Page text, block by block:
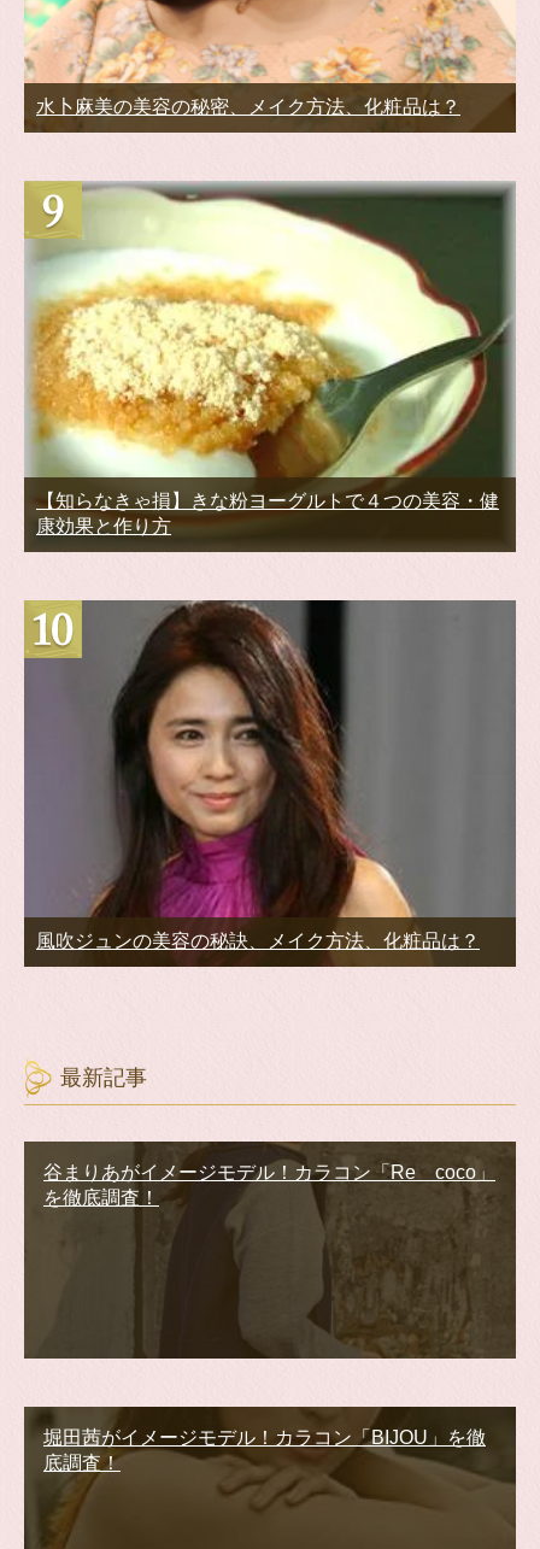
水卜麻美の美容の秘密、メイク方法、化粧品は？
【知らなきゃ損】きな粉ヨーグルトで４つの美容・健
康効果と作り方
風吹ジュンの美容の秘訣、メイク方法、化粧品は？
最新記事
谷まりあがイメージモデル！カラコン「Re coco」
を徹底調査！
堀田茜がイメージモデル！カラコン「BIJOU」を徹
底調査！